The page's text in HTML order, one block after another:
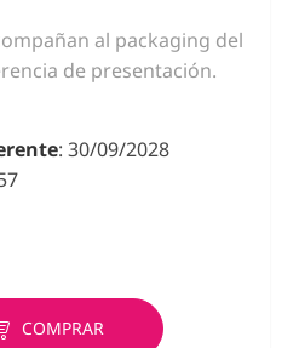
al packaging del
de presentación.
: 30/09/2028
COMPRAR